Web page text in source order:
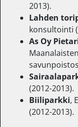
2013).
Lahden
konsultointi
As Oy
(2012-2013).
Biiliparkki,
(2012-2013).